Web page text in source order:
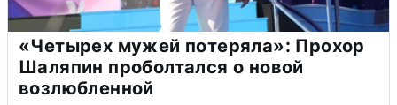
«Четырех мужей потеряла»: Прохор
Шаляпин проболтался о новой
возлюбленной